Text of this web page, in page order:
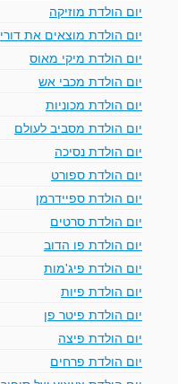
יום הולדת מוזיקה
יום הולדת מוצאים את דורי
יום הולדת מיקי מאוס
יום הולדת מכבי אש
יום הולדת מכוניות
יום הולדת מסביב לעולם
יום הולדת נסיכה
יום הולדת ספורט
יום הולדת ספיידרמן
יום הולדת סרטים
יום הולדת פו הדוב
יום הולדת פיג'מות
יום הולדת פיות
יום הולדת פיטר פן
יום הולדת פיצה
יום הולדת פרחים